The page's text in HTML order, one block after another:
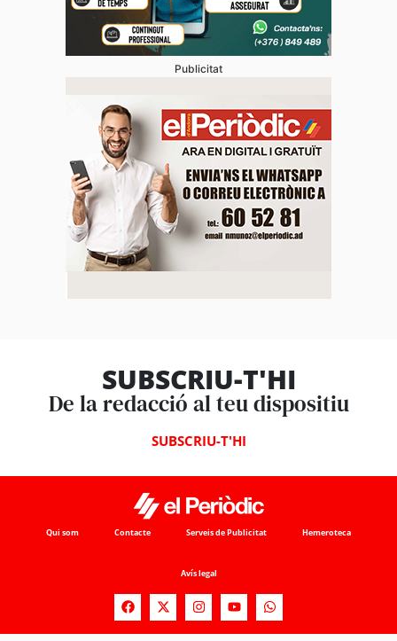
Publicitat
SUBSCRIU-T'HI
De la redacció al teu dispositiu
SUBSCRIU-T'HI
Qui som Contacte Serveis de Publicitat Hemeroteca
Avís legal